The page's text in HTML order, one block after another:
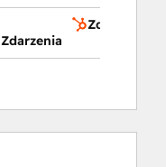
Zdarzenia
Zdarzenia